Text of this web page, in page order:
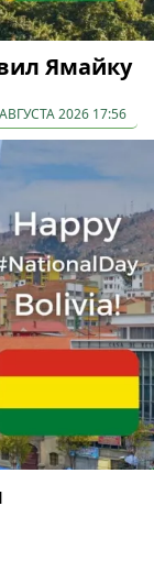
Ямайку
2026 17:56